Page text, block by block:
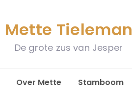
Mette Tieleman
De grote zus van Jesper
Over Mette Stamboom